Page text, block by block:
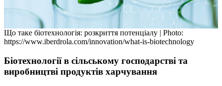
Що таке біотехнологія: розкриття потенціалу | Photo:
https://www.iberdrola.com/innovation/what-is-biotechnology
Біотехнології в сільському господарстві та
виробництві продуктів харчування